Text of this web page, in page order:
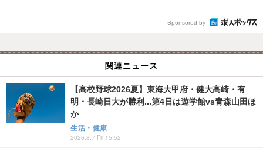
Sponsored by
関連ニュース
【高校野球2026夏】東海大甲府・健大高崎・有
明・長崎日大が勝利...第4日は遊学館vs青森山田ほ
か
生活・健康
2026.8.7 Fri 15:52